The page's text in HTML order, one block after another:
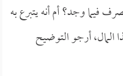
فيما وجد؟ أم أنه يتبرع به
أرجو التوضيح